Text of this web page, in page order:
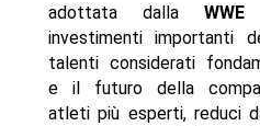
adottata dalla WWE
investimenti importanti
talenti considerati
e il futuro della
atleti più esperti, reduci